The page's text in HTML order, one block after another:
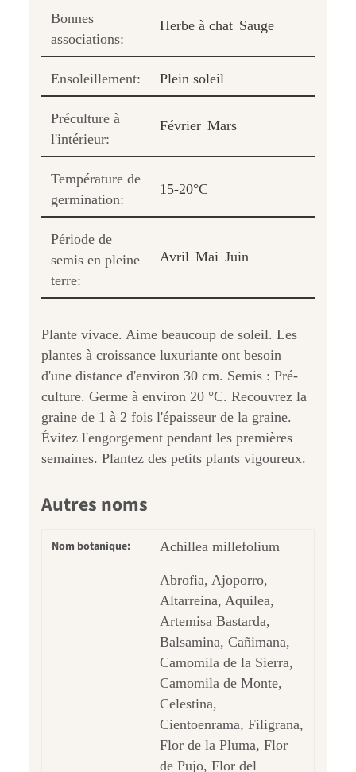
Bonnes
associations:
Herbe à chat Sauge
Ensoleillement: Plein soleil
Préculture à
l'intérieur:
Février Mars
Température de
germination:
15-20°C
Période de
semis en pleine
terre:
Avril Mai Juin
Plante vivace. Aime beaucoup de soleil. Les
plantes à croissance luxuriante ont besoin
d'une distance d'environ 30 cm. Semis : Pré-
culture. Germe à environ 20 °C. Recouvrez la
graine de 1 à 2 fois l'épaisseur de la graine.
Évitez l'engorgement pendant les premières
semaines. Plantez des petits plants vigoureux.
Autres noms
Nom botanique: Achillea millefolium
Abrofia, Ajoporro,
Altarreina, Aquilea,
Artemisa Bastarda,
Balsamina, Cañimana,
Camomila de la Sierra,
Camomila de Monte,
Celestina,
Cientoenrama, Filigrana,
Flor de la Pluma, Flor
de Pujo, Flor del